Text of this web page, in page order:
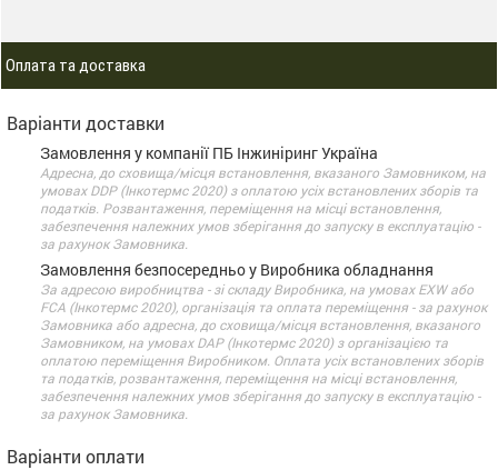
Оплата та доставка
Варіанти доставки
Замовлення у компанії ПБ Інжиніринг Україна
Адресна, до сховища/місця встановлення, вказаного Замовником, на
умовах DDP (Інкотермс 2020) з оплатою усіх встановлених зборів та
податків. Розвантаження, переміщення на місці встановлення,
забезпечення належних умов зберігання до запуску в експлуатацію -
за рахунок Замовника.
Замовлення безпосередньо у Виробника обладнання
За адресою виробництва - зі складу Виробника, на умовах EXW або
FCA (Інкотермс 2020), організація та оплата переміщення - за рахунок
Замовника або адресна, до сховища/місця встановлення, вказаного
Замовником, на умовах DАP (Інкотермс 2020) з організацією та
оплатою переміщення Виробником. Оплата усіх встановлених зборів
та податків, розвантаження, переміщення на місці встановлення,
забезпечення належних умов зберігання до запуску в експлуатацію -
за рахунок Замовника.
Варіанти оплати